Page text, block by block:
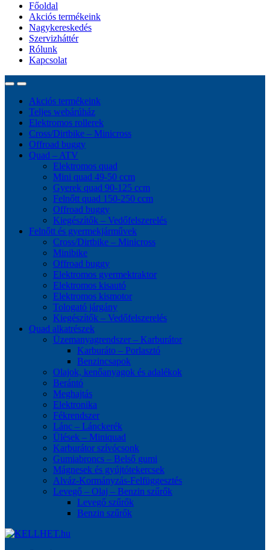
Főoldal
Akciós termékeink
Nagykereskedés
Szervizháttér
Rólunk
Kapcsolat
Akciós termékeink
Teljes webárúház
Elektromos rollerek
Cross/Dirtbike – Minicross
Offroad buggy
Quad – ATV
Elektromos quad
Mini quad 49-50 ccm
Gyerek quad 90-125 ccm
Felnőtt quad 150-250 ccm
Offroad buggy
Kiegészítők – Vedőfelszerelés
Felnőtt és gyermekjárművek
Cross/Dirtbike – Minicross
Minibike
Offroad buggy
Elektromos gyermektraktor
Elektromos kisautó
Elektromos kismotor
Tologató járgány
Kiegészítők – Vedőfelszerelés
Quad alkatrészek
Üzemanyagrendszer – Karburátor
Karburáto – Porlasztó
Benzincsapok
Olajok, kenőanyagok és adalékok
Berántó
Meghajtás
Elektronika
Fékrendszer
Lánc – Lánckerék
Ülések – Miniquad
Karburátor szívócsonk
Gumiabroncs – Belső gumi
Mágnesek és gyújtótekercsek
Alváz-Kormányzás-Felfüggesztés
Levegő – Olaj – Benzin szűrők
Levegő szűrők
Benzin szűrők